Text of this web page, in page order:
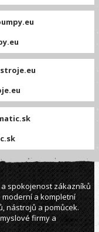
spokojenost zákazníků
a kompletní
nástrojů a pomůcek.
firmy a